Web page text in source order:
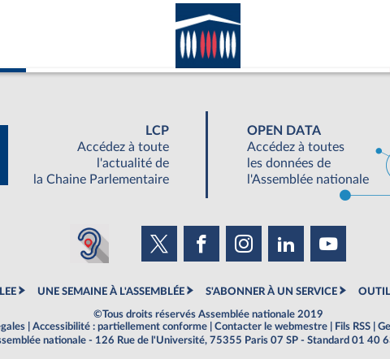
LCP
Accédez à toute
l'actualité de
la Chaine Parlementaire
OPEN DATA
Accédez à toutes
les données de
l'Assemblée nationale
UNE SEMAINE À L'ASSEMBLÉE S'ABONNER À UN SERVICE
©Tous droits réservés Assemblée nationale 2019
Accessibilité : partiellement conforme Contacter le webmestre Fils RSS
nationale - 126 Rue de l'Université, 75355 Paris 07 SP - Standard 01 40